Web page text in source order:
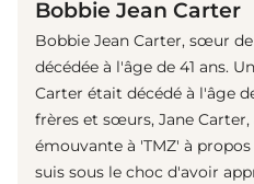
Bobbie Jean Carter
Bobbie Jean Carter, sœur
décédée à l'âge de 41 ans.
Carter était décédé à l'âge
frères et sœurs, Jane
émouvante à 'TMZ' à
suis sous le choc d'avoir